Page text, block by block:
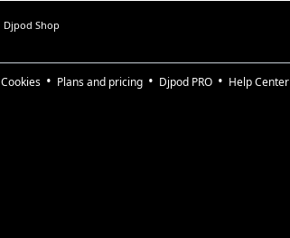
Djpod Shop
Cookies Plans and pricing Djpod PRO Help Center